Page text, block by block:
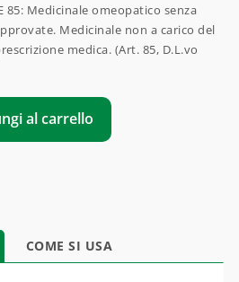
85: Medicinale omeopatico senza
Medicinale non a carico del
medica. (Art. 85, D.L.vo
quantità
al carrello
COME SI USA